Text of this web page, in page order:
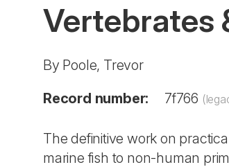
Vertebrates
By Poole, Trevor
Record number:
7f766
The definitive work on
marine fish to non-human